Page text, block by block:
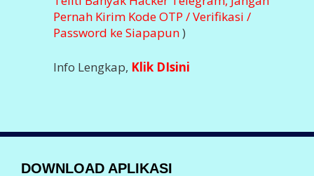
Pernah Kirim Kode OTP / Verifikasi /
Password ke Siapapun)
Info Lengkap, Klik DIsini
DOWNLOAD APLIKASI